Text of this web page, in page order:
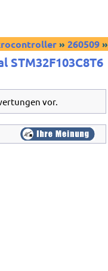
»260509»
vor.